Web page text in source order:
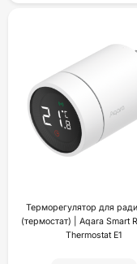
Терморегулятор для
(термостат) | Aqara Smart
Thermostat E1